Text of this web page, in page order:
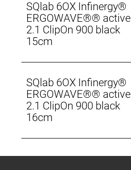
SQlab 6OX Infinergy®
ERGOWAVE®® active
2.1 ClipOn 900 black
15cm
SQlab 6OX Infinergy®
ERGOWAVE®® active
2.1 ClipOn 900 black
16cm